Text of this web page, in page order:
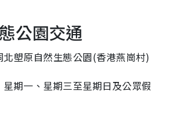
公園交通
塱原自然生態公園(香港燕崗村)
期一、星期三至星期日及公眾假